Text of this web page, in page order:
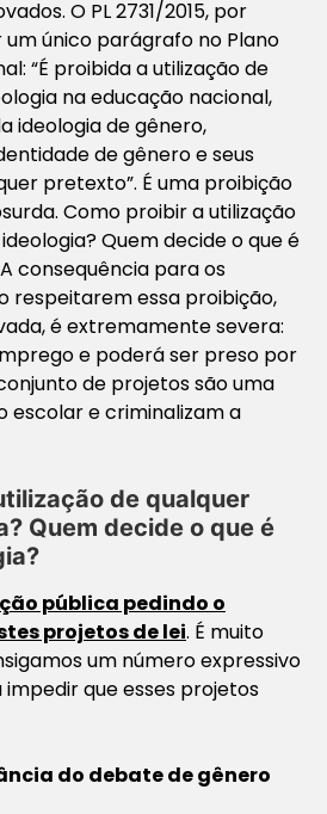
O PL 2731/2015, por
um único parágrafo no Plano
“É proibida a utilização de
na educação nacional,
ideologia de gênero,
de gênero e seus
pretexto”. É uma proibição
Como proibir a utilização
Quem decide o que é
consequência para os
respeitarem essa proibição,
é extremamente severa:
e poderá ser preso por
de projetos são uma
escolar e criminalizam a
de qualquer
Quem decide o que é
pública pedindo o
projetos de lei. É muito
um número expressivo
que esses projetos
do debate de gênero